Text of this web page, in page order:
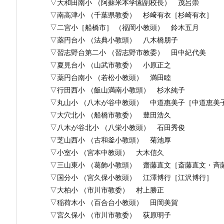
▽大和田南小 （阿蘇米本学園副校長） 茂呂崇
▽南高津小 （千葉県教委） 杉﨑有衣［杉崎有衣］
▽二宮小［船橋市］ （福岡小教頭） 鈴木五月
▽薬円台小 （法典小教頭） 八木橋朋子
▽習志野台第二小 （習志野市教委） 田中紀代美
▽夏見台小 （山武市教委） 小原正之
▽薬円台南小 （若松小教頭） 満田睦
▽行田西小 （飯山満南小教頭） 杉水純子
▽丸山小 （八木が谷中教頭） 中道惠美子［中道恵美
▽大穴北小 （船橋市教委） 豊田浩久
▽八木が谷北小 （八栄小教頭） 石田秀俊
▽芝山西小 （古和釜小教頭） 菊池厚
▽小室小 （宮本中教頭） 大木信久
▽三山東小 （葛飾小教頭） 齋藤直文［斎藤直文・斉
▽国分小 （宮久保小教頭） 江澤博行［江沢博行］
▽大柏小 （市川市教委） 村上勝正
▽稲荷木小 （百合台小教頭） 田岡美賀
▽宮久保小 （市川市教委） 荻原明子